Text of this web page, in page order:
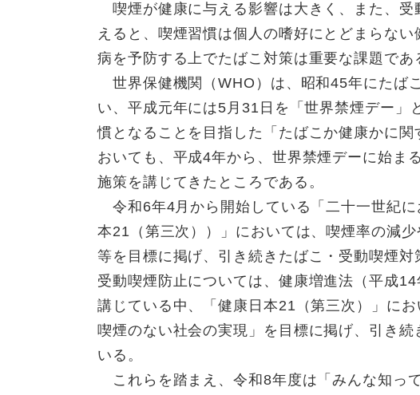
喫煙が健康に与える影響は大きく、また、受
えると、喫煙習慣は個人の嗜好にとどまらな
病を予防する上でたばこ対策は重要な課題であ
世界保健機関（WHO）は、昭和45年にたば
い、平成元年には5月31日を「世界禁煙デー」
慣となることを目指した「たばこか健康かに
おいても、平成4年から、世界禁煙デーに始ま
施策を講じてきたところである。
令和6年4月から開始している「二十一世紀
本21（第三次））」においては、喫煙率の減
等を目標に掲げ、引き続きたばこ・受動喫煙対
受動喫煙防止については、健康増進法（平成
講じている中、「健康日本21（第三次）」に
喫煙のない社会の実現」を目標に掲げ、引き
いる。
これらを踏まえ、令和8年度は「みんな知っ